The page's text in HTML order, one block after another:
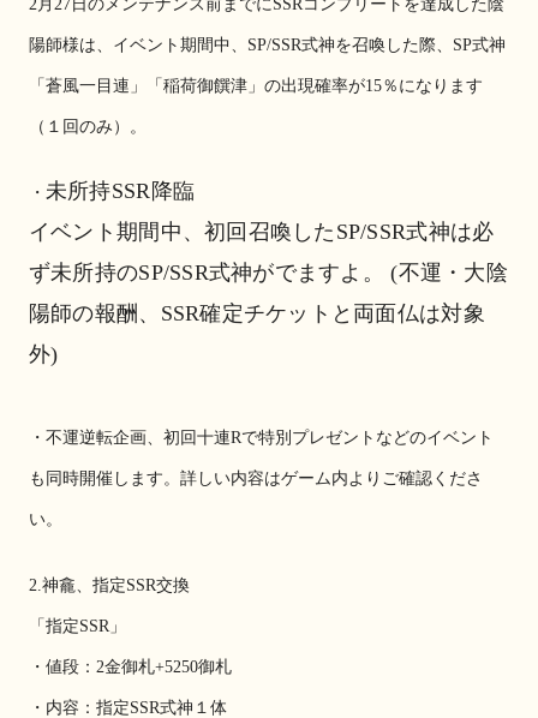
2月27日のメンテナンス前までにSSRコンプリートを達成した陰
陽師様は、イベント期間中、SP/SSR式神を召喚した際、SP式神
「蒼風一目連」「稲荷御饌津」の出現確率が15％になります
（１回のみ）。
・ 未所持SSR降臨
イベント期間中、初回召喚したSP/SSR式神は必
ず未所持のSP/SSR式神がでますよ。 (不運・大陰
陽師の報酬、SSR確定チケットと両面仏は対象
外)
・不運逆転企画、初回十連Rで特別プレゼントなどのイベント
も同時開催します。詳しい内容はゲーム内よりご確認くださ
い。
2.神龕、指定SSR交換
「指定SSR」
・値段：2金御札+5250御札
・内容：指定SSR式神１体